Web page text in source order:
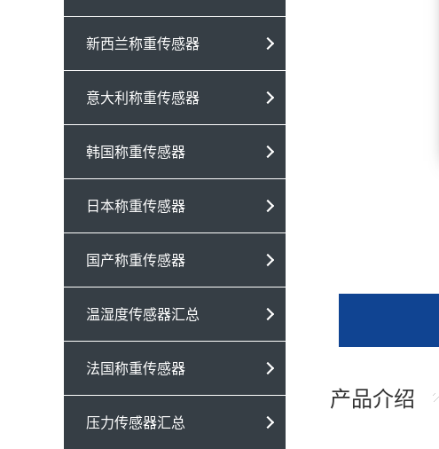
新西兰称重传感器
意大利称重传感器
韩国称重传感器
日本称重传感器
国产称重传感器
温湿度传感器汇总
法国称重传感器
压力传感器汇总
产品介绍